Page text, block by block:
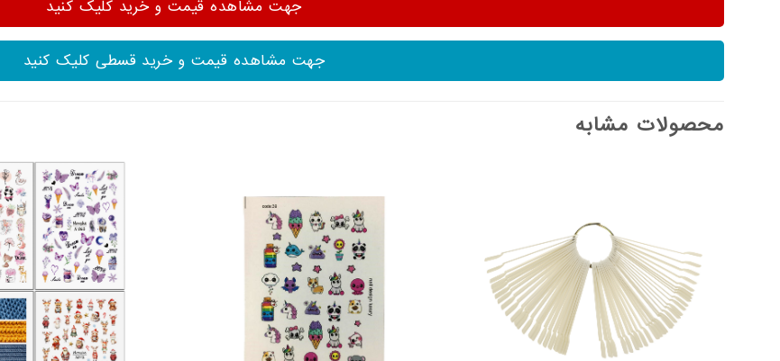
جهت مشاهده قیمت و خرید کلیک کنید
جهت مشاهده قیمت و خرید قسطی کلیک کنید
محصولات مشابه